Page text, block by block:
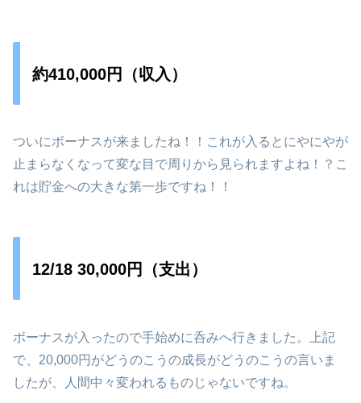
約410,000円（収入）
ついにボーナスが来ましたね！！これが入るとにやにやが
止まらなくなって変な目で周りから見られますよね！？こ
れは貯金への大きな第一歩ですね！！
12/18 30,000円（支出）
ボーナスが入ったので手始めに呑みへ行きました。上記
で、20,000円がどうのこうの成長がどうのこうの言いま
したが、人間中々変われるものじゃないですね。